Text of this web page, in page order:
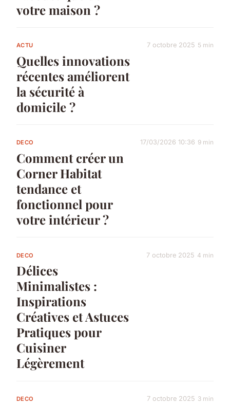
votre maison ?
ACTU
Quelles innovations
récentes améliorent
la sécurité à
domicile ?
7 octobre 2025 5 min
DECO
Comment créer un
Corner Habitat
tendance et
fonctionnel pour
votre intérieur ?
17/03/2026 10:36 9 min
DECO
Délices
Minimalistes :
Inspirations
Créatives et Astuces
Pratiques pour
Cuisiner
Légèrement
7 octobre 2025 4 min
DECO 7 octobre 2025 3 min